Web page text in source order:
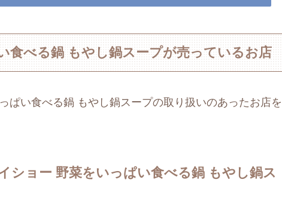
食べる鍋 もやし鍋スープが売っているお店
ぱい食べる鍋 もやし鍋スープの取り扱いのあったお店を
ショー 野菜をいっぱい食べる鍋 もやし鍋ス